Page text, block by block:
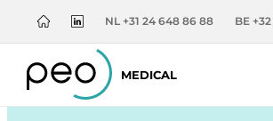
NL +31 24 648 86 88 BE
MEDICAL